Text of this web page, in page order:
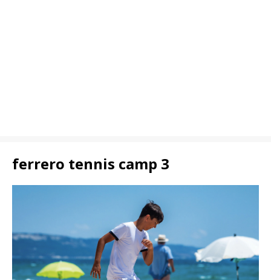
ferrero tennis camp 3